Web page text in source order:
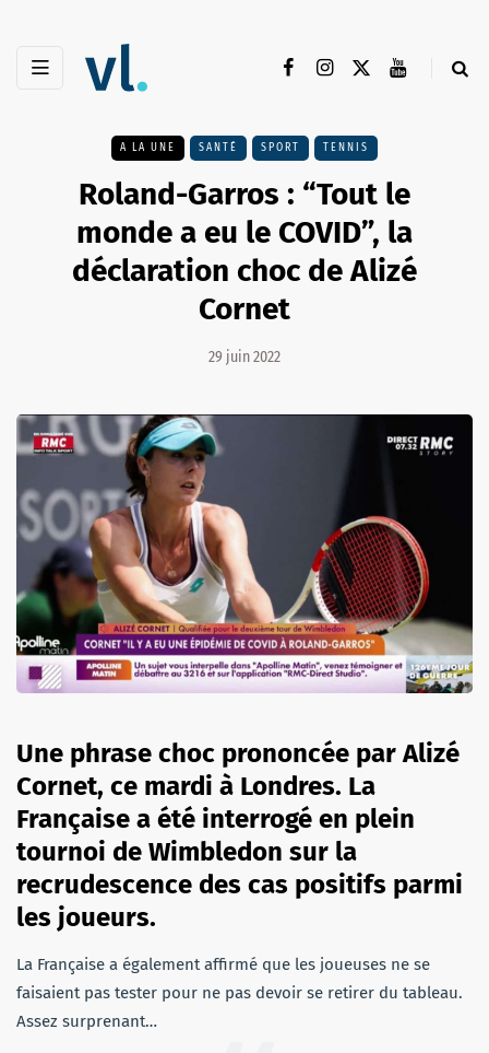
A LA UNE SANTÉ SPORT TENNIS
Roland-Garros : “Tout le
monde a eu le COVID”, la
déclaration choc de Alizé
Cornet
29 juin 2022
Une phrase choc prononcée par Alizé
Cornet, ce mardi à Londres. La
Française a été interrogé en plein
tournoi de Wimbledon sur la
recrudescence des cas positifs parmi
les joueurs.
La Française a également affirmé que les joueuses ne se
faisaient pas tester pour ne pas devoir se retirer du tableau.
Assez surprenant…